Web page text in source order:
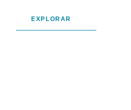
EXPLORAR